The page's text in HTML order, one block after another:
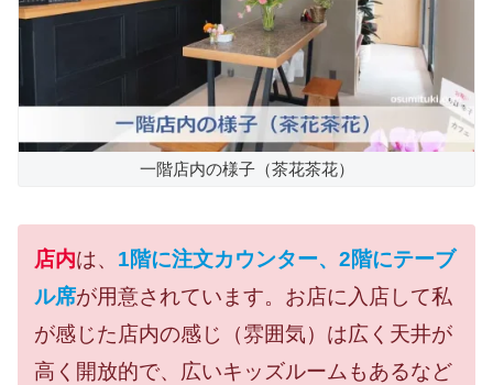
一階店内の様子（茶花茶花）
店内は、 1階に注文カウンター、2階にテーブ
ル席が用意されています。お店に入店して私
が感じた店内の感じ（雰囲気）は広く天井が
高く開放的で、広いキッズルームもあるなど